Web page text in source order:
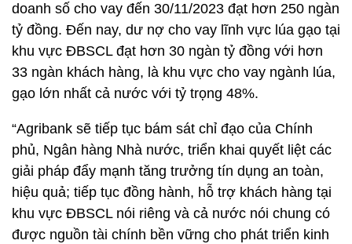
doanh số cho vay đến 30/11/2023 đạt hơn 250 ngàn
tỷ đồng. Đến nay, dư nợ cho vay lĩnh vực lúa gạo tại
khu vực ĐBSCL đạt hơn 30 ngàn tỷ đồng với hơn
33 ngàn khách hàng, là khu vực cho vay ngành lúa,
gạo lớn nhất cả nước với tỷ trọng 48%.
“Agribank sẽ tiếp tục bám sát chỉ đạo của Chính
phủ, Ngân hàng Nhà nước, triển khai quyết liệt các
giải pháp đẩy mạnh tăng trưởng tín dụng an toàn,
hiệu quả; tiếp tục đồng hành, hỗ trợ khách hàng tại
khu vực ĐBSCL nói riêng và cả nước nói chung có
được nguồn tài chính bền vững cho phát triển kinh